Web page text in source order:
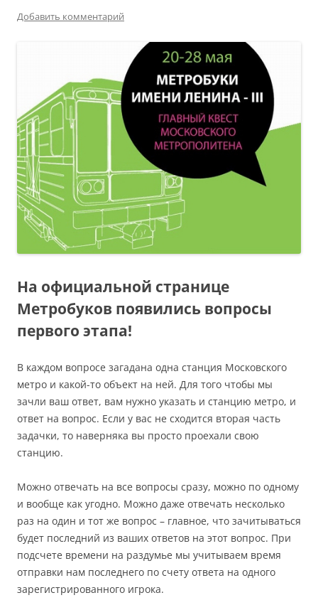
Добавить комментарий
На официальной странице
Метробуков появились вопросы
первого этапа!
В каждом вопросе загадана одна станция Московского
метро и какой-то объект на ней. Для того чтобы мы
зачли ваш ответ, вам нужно указать и станцию метро, и
ответ на вопрос. Если у вас не сходится вторая часть
задачки, то наверняка вы просто проехали свою
станцию.
Можно отвечать на все вопросы сразу, можно по одному
и вообще как угодно. Можно даже отвечать несколько
раз на один и тот же вопрос – главное, что зачитываться
будет последний из ваших ответов на этот вопрос. При
подсчете времени на раздумье мы учитываем время
отправки нам последнего по счету ответа на одного
зарегистрированного игрока.